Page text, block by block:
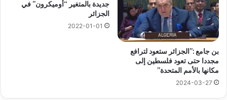
بن جامع :”الجزائر ستعود لترافع
مجددا حتى تعود فلسطين إلى
مكانها بالأمم المتحدة”
2024-03-27
جديدة بالمتغير “أوميكرون” في
الجزائر
2022-01-01